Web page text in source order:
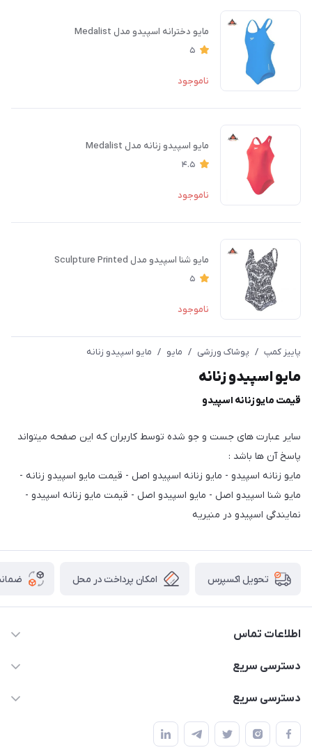
مایو دخترانه اسپیدو مدل Medalist
5
ناموجود
مایو اسپیدو زنانه مدل Medalist
4.5
ناموجود
مایو شنا اسپیدو مدل Sculpture Printed
5
ناموجود
پاییز کمپ / پوشاک ورزشی / مايو / مایو اسپیدو زنانه
مایو اسپیدو زنانه
قیمت مایو زنانه اسپیدو
سایر عبارت های جست و جو شده توسط کاربران که این صفحه میتواند
پاسخ آن ها باشد :
مایو زنانه اسپیدو - مایو زنانه اسپیدو اصل - قیمت مایو اسپیدو زنانه -
مایو شنا اسپیدو اصل - مایو اسپیدو اصل - قیمت مایو زنانه اسپیدو -
نمایندگی اسپیدو در منیریه
تحویل اکسپرس امکان پرداخت در محل
اطلاعات تماس
02166456492 - 09121933405
حتما با هماهنگی قبلی
دسترسی سریع
خرید کیسه خواب
چادر بادی
دسترسی سریع
چادر سرخپوستی